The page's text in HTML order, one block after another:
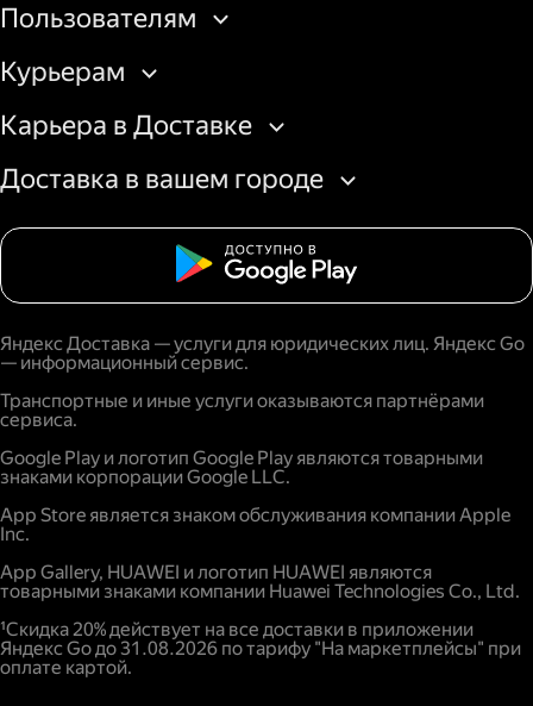
Пользователям
Курьерам
Карьера в Доставке
Доставка в вашем городе
Яндекс Доставка — услуги для юридических лиц. Яндекс Go
— информационный сервис.
Транспортные и иные услуги оказываются партнёрами
сервиса.
Google Play и логотип Google Play являются товарными
знаками корпорации Google LLC.
App Store является знаком обслуживания компании Apple
Inc.
App Gallery, HUAWEI и логотип HUAWEI являются
товарными знаками компании Huawei Technologies Co., Ltd.
¹Скидка 20% действует на все доставки в приложении
Яндекс Go до 31.08.2026 по тарифу "На маркетплейсы" при
оплате картой.